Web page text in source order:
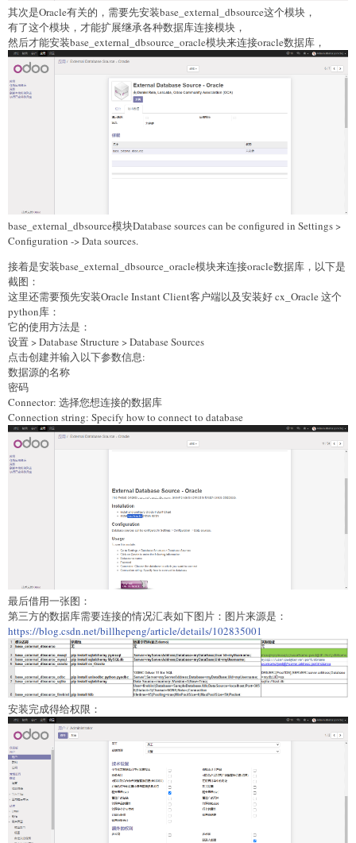
其次是Oracle有关的，需要先安装base_external_dbsource这个模块，
有了这个模块，才能扩展继承各种数据库连接模块，
然后才能安装base_external_dbsource_oracle模块来连接oracle数据库，
base_external_dbsource模块Database sources can be configured in Settings >
Configuration -> Data sources.
接着是安装base_external_dbsource_oracle模块来连接oracle数据库，以下是
截图：
这里还需要预先安装Oracle Instant Client客户端以及安装好 cx_Oracle 这个
python库：
它的使用方法是：
设置 > Database Structure > Database Sources
点击创建并输入以下参数信息:
数据源的名称
密码
Connector: 选择您想连接的数据库
Connection string: Specify how to connect to database
最后借用一张图：
第三方的数据库需要连接的情况汇表如下图片：图片来源是：
https://blog.csdn.net/billhepeng/article/details/102835001
安装完成得给权限：